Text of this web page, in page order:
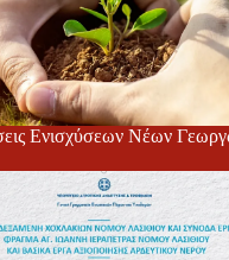
Ενισχύσεων Νέων